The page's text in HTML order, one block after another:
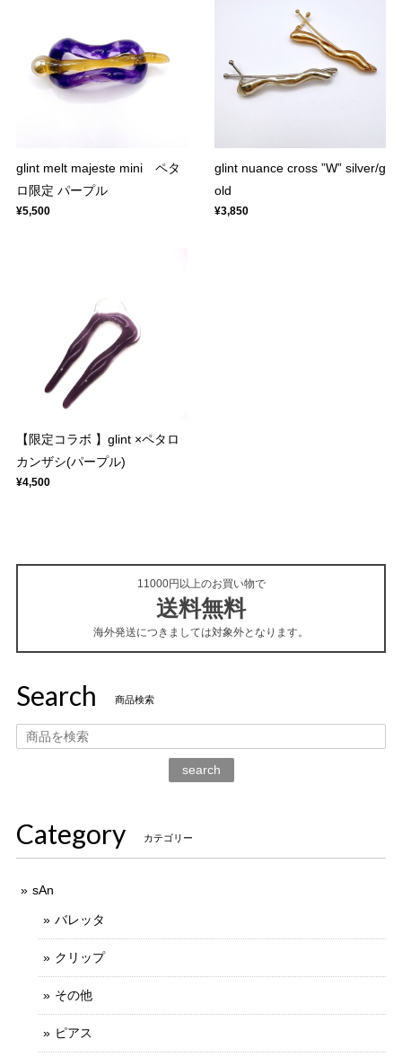
glint melt majeste mini ペタ
ロ限定 パープル
¥5,500
glint nuance cross ”W” silver/g
old
¥3,850
【限定コラボ 】glint ×ペタロ
カンザシ(パープル)
¥4,500
11000円以上のお買い物で
送料無料
海外発送につきましては対象外となります。
Search 商品検索
search
Category カテゴリー
sAn
バレッタ
クリップ
その他
ピアス